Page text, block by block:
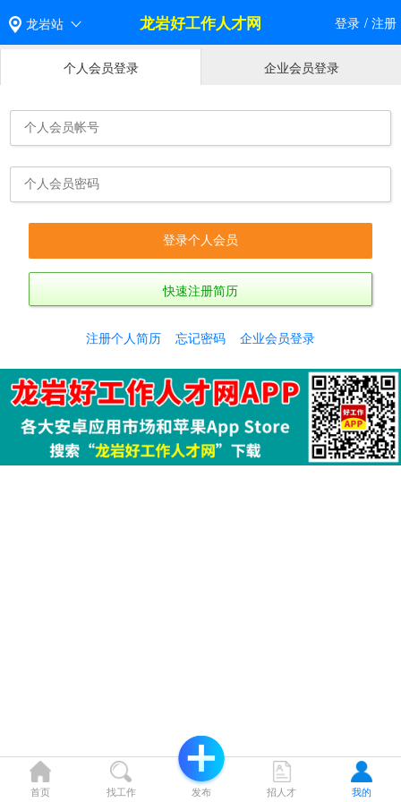
龙岩站 龙岩好工作人才网 登录 / 注册
个人会员登录 企业会员登录
快速注册简历
注册个人简历 忘记密码 企业会员登录
首页 找工作 发布 招人才 我的